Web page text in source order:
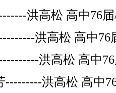
洪高松 高中76
洪高松 高中
洪高松 高中
---------洪高松 高中